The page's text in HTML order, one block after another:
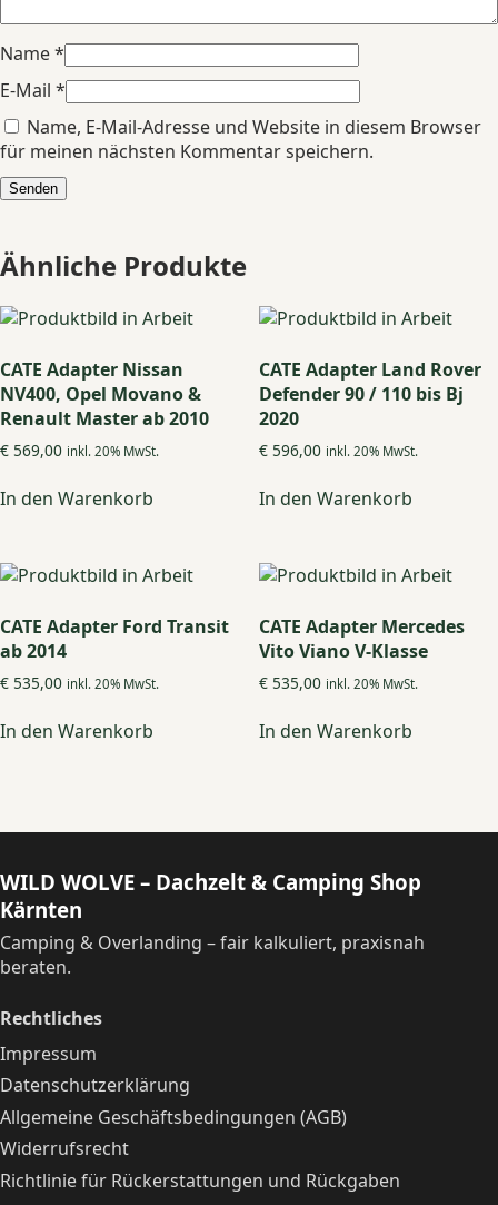
Name*
E-Mail *
Name, E-Mail-Adresse und Website in diesem Browser
für meinen nächsten Kommentar speichern.
Ähnliche Produkte
CATE Adapter Nissan
NV400, Opel Movano &
Renault Master ab 2010
€ 569,00 inkl. 20% MwSt.
In den Warenkorb
CATE Adapter Land Rover
Defender 90 / 110 bis Bj
2020
€596,00 inkl. 20% MwSt.
In den Warenkorb
CATE Adapter Ford Transit
ab 2014
€ 535,00 inkl. 20% MwSt.
In den Warenkorb
CATE Adapter Mercedes
Vito Viano V-Klasse
€535,00 inkl. 20% MwSt.
In den Warenkorb
WILD WOLVE – Dachzelt & Camping Shop
Kärnten
Camping & Overlanding – fair kalkuliert, praxisnah
beraten.
Rechtliches
Impressum
Datenschutzerklärung
Allgemeine Geschäftsbedingungen (AGB)
Widerrufsrecht
Richtlinie für Rückerstattungen und Rückgaben